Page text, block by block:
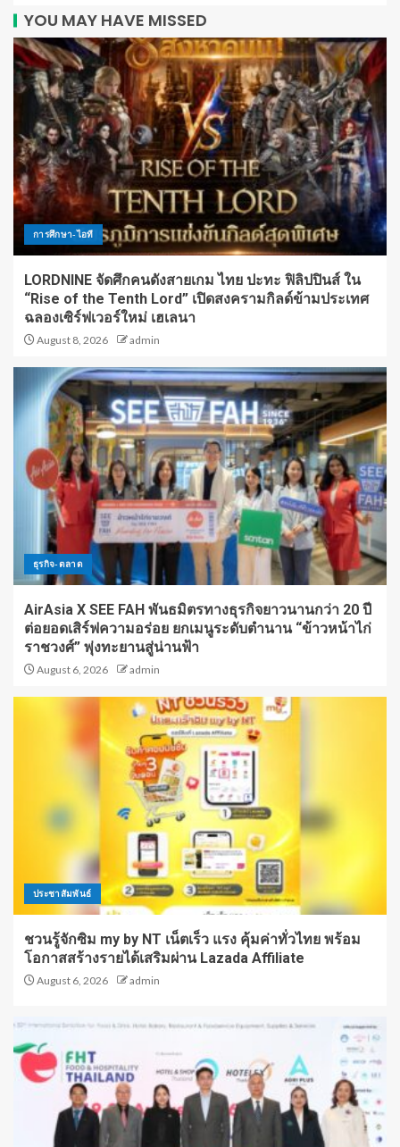
YOU MAY HAVE MISSED
การศึกษา-ไอที
LORDNINE จัดศึกคนดังสายเกม ไทย ปะทะ ฟิลิปปินส์ ใน
“Rise of the Tenth Lord” เปิดสงครามกิลด์ข้ามประเทศ
ฉลองเซิร์ฟเวอร์ใหม่ เฮเลนา
August 8, 2026 admin
ธุรกิจ-ตลาด
AirAsia X SEE FAH พันธมิตรทางธุรกิจยาวนานกว่า 20 ปี
ต่อยอดเสิร์ฟความอร่อย ยกเมนูระดับตำนาน “ข้าวหน้าไก่
ราชวงศ์” พุ่งทะยานสู่น่านฟ้า
August 6, 2026 admin
ประชาสัมพันธ์
ชวนรู้จักซิม my by NT เน็ตเร็ว แรง คุ้มค่าทั่วไทย พร้อม
โอกาสสร้างรายได้เสริมผ่าน Lazada Affiliate
August 6, 2026 admin